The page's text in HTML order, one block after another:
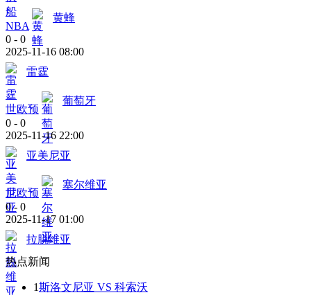
NBA
黄蜂
0 - 0
2025-11-16 08:00
雷霆
世欧预
葡萄牙
0 - 0
2025-11-16 22:00
亚美尼亚
世欧预
塞尔维亚
0 - 0
2025-11-17 01:00
拉脱维亚
热点新闻
1斯洛文尼亚 VS 科索沃